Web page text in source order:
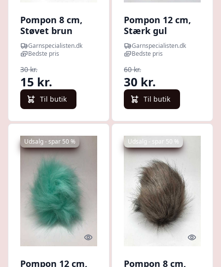
Pompon 8 cm,
Støvet brun
Garnspecialisten.dk
Bedste pris
30 kr.
15 kr.
Til butik
Pompon 12 cm,
Stærk gul
Garnspecialisten.dk
Bedste pris
60 kr.
30 kr.
Til butik
Udsalg - spar 50 %
Quick look
Pompon 12 cm,
Udsalg - spar 50 %
Quick
Pompon 8 cm,